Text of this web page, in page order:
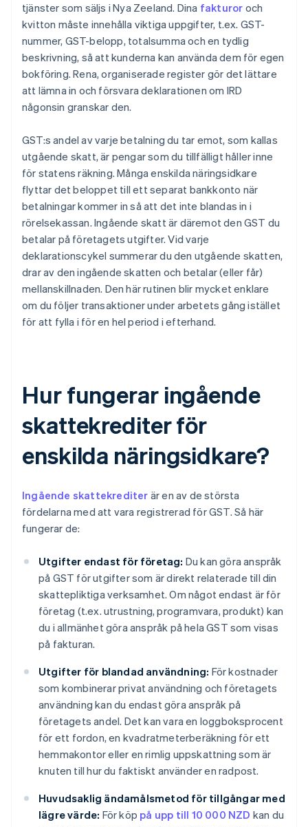
tjänster som säljs i Nya Zeeland. Dina fakturor och
kvitton måste innehålla viktiga uppgifter, t.ex. GST-
nummer, GST-belopp, totalsumma och en tydlig
beskrivning, så att kunderna kan använda dem för egen
bokföring. Rena, organiserade register gör det lättare
att lämna in och försvara deklarationen om IRD
någonsin granskar den.
GST:s andel av varje betalning du tar emot, som kallas
utgående skatt, är pengar som du tillfälligt håller inne
för statens räkning. Många enskilda näringsidkare
flyttar det beloppet till ett separat bankkonto när
betalningar kommer in så att det inte blandas in i
rörelsekassan. Ingående skatt är däremot den GST du
betalar på företagets utgifter. Vid varje
deklarationscykel summerar du den utgående skatten,
drar av den ingående skatten och betalar (eller får)
mellanskillnaden. Den här rutinen blir mycket enklare
om du följer transaktioner under arbetets gång istället
för att fylla i för en hel period i efterhand.
Hur fungerar ingående
skattekrediter för
enskilda näringsidkare?
Ingående skattekrediter är en av de största
fördelarna med att vara registrerad för GST. Så här
fungerar de:
Utgifter endast för företag: Du kan göra anspråk
på GST för utgifter som är direkt relaterade till din
skattepliktiga verksamhet. Om något endast är för
företag (t.ex. utrustning, programvara, produkt) kan
du i allmänhet göra anspråk på hela GST som visas
på fakturan.
Utgifter för blandad användning: För kostnader
som kombinerar privat användning och företagets
användning kan du endast göra anspråk på
företagets andel. Det kan vara en loggboksprocent
för ett fordon, en kvadratmeterberäkning för ett
hemmakontor eller en rimlig uppskattning som är
knuten till hur du faktiskt använder en radpost.
Huvudsaklig ändamålsmetod för tillgångar med
lägre värde: För köp på upp till 10 000 NZD kan du